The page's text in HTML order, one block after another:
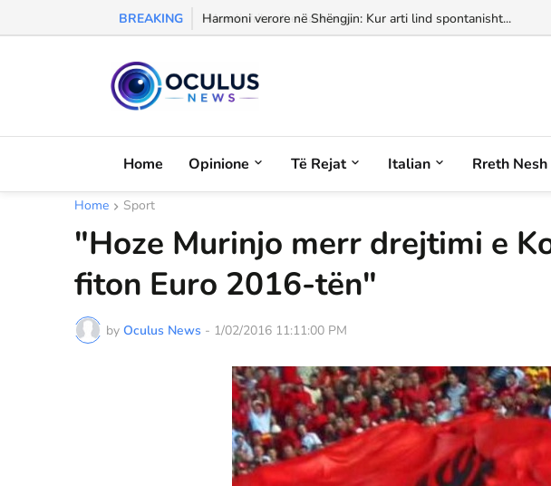
BREAKING Morali, frika dhe dashuria...
Home Opinione Të Rejat Italian Rreth Nesh
Home Sport
"Hoze Murinjo merr drejtimi e
fiton Euro 2016-tën"
by Oculus News - 1/02/2016 11:11:00 PM